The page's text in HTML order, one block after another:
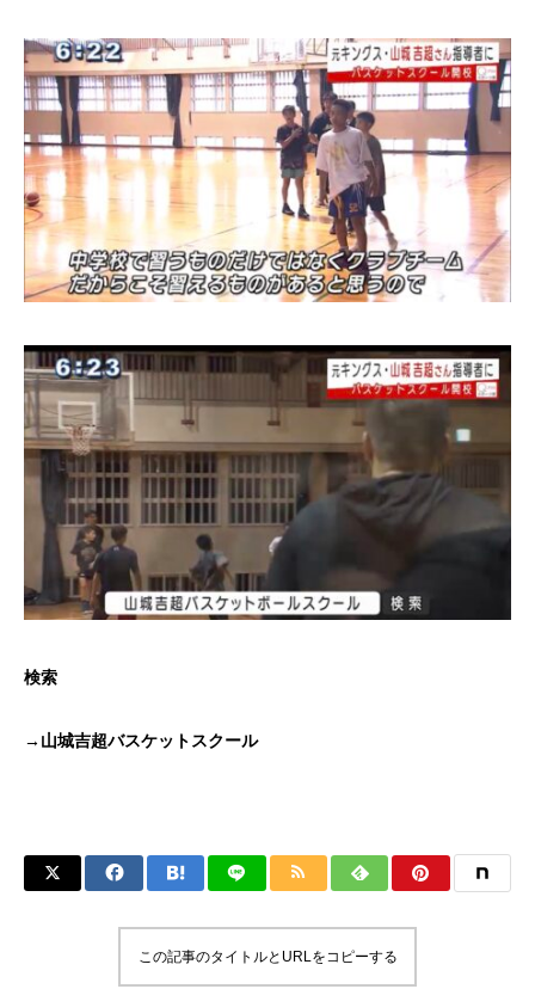
検索
→山城吉超バスケットスクール
この記事のタイトルとURLをコピーする